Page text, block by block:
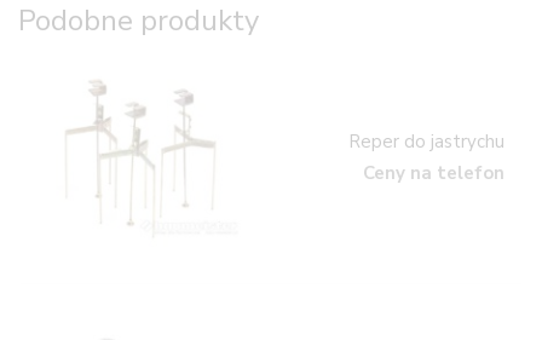
Podobne produkty
Reper do jastrychu
Ceny na telefon